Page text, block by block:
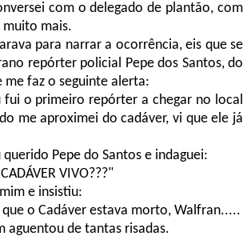
com o delegado de plantão, com
mais.
para narrar a ocorrência, eis que se
repórter policial Pepe dos Santos, do
me faz o seguinte alerta:
fui o primeiro repórter a chegar no local
me aproximei do cadáver, vi que ele já
Pepe do Santos e indaguei:
VIVO???"
e insistiu:
o Cadáver estava morto, Walfran.....
aguentou de tantas risadas.